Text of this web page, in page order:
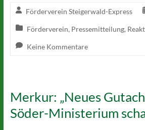
Förderverein Steigerwald-Express
Förderverein, Pressemitteilung,
Keine Kommentare
Merkur: „Neues
Söder-Ministerium